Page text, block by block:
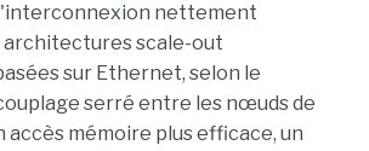
nettement
architectures scale-out
sur Ethernet, selon le
serré entre les nœuds de
accès mémoire plus efficace, un